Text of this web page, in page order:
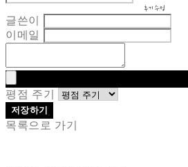
후기 수정
글쓴이
이메일
평점 주기
저장하기
목록으로 가기